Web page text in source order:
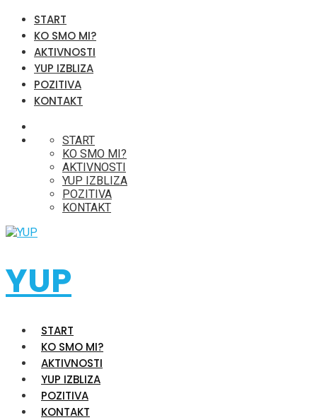
START
KO SMO MI?
AKTIVNOSTI
YUP IZBLIZA
POZITIVA
KONTAKT
START
KO SMO MI?
AKTIVNOSTI
YUP IZBLIZA
POZITIVA
KONTAKT
YUP
START
KO SMO MI?
AKTIVNOSTI
YUP IZBLIZA
POZITIVA
KONTAKT